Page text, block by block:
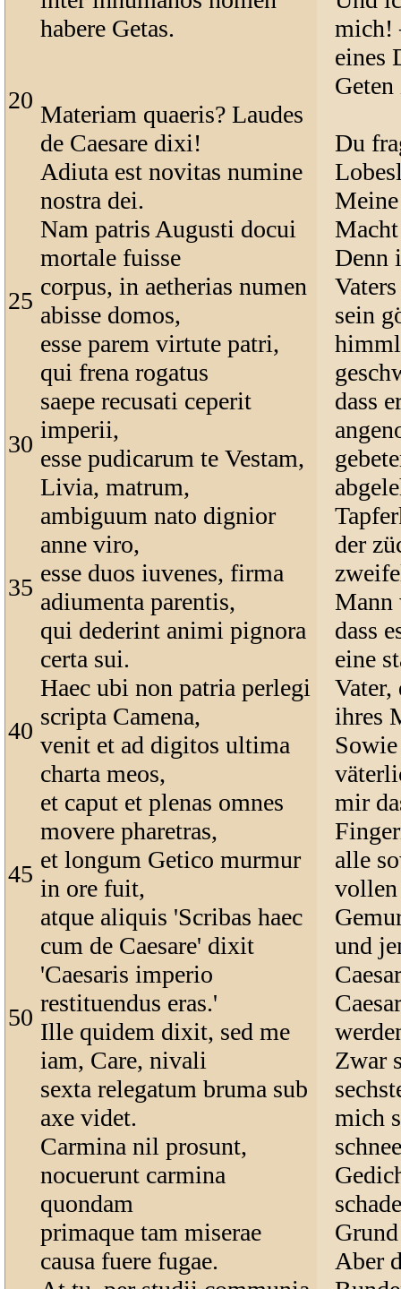
20
25
30
35
40
45
50
habere Getas.
Materiam quaeris? Laudes
de Caesare dixi!
Adiuta est novitas numine
nostra dei.
Nam patris Augusti docui
mortale fuisse
corpus, in aetherias numen
abisse domos,
esse parem virtute patri,
qui frena rogatus
saepe recusati ceperit
imperii,
esse pudicarum te Vestam,
Livia, matrum,
ambiguum nato dignior
anne viro,
esse duos iuvenes, firma
adiumenta parentis,
qui dederint animi pignora
certa sui.
Haec ubi non patria perlegi
scripta Camena,
venit et ad digitos ultima
charta meos,
et caput et plenas omnes
movere pharetras,
et longum Getico murmur
in ore fuit,
atque aliquis 'Scribas haec
cum de Caesare' dixit
'Caesaris imperio
restituendus eras.'
Ille quidem dixit, sed me
iam, Care, nivali
sexta relegatum bruma sub
axe videt.
Carmina nil prosunt,
nocuerunt carmina
quondam
primaque tam miserae
causa fuere fugae.
mich!
eines
Geten
Du
Denn
sein
dass
der
Mann
dass
eine
Vater,
ihres
mir
alle
vollen
und
Zwar
mich
Aber